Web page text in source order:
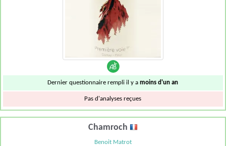
Dernier questionnaire rempli il y amoins d'un an
Pas d'analyses reçues
Chamroch
Benoit Matrot